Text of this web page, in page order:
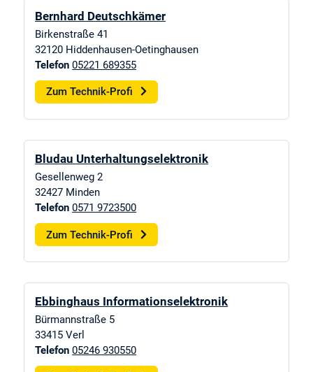
Bernhard Deutschkämer
Birkenstraße 41
32120 Hiddenhausen-Oetinghausen
Telefon 05221 689355
Zum Technik-Profi
Bludau Unterhaltungselektronik
Gesellenweg 2
32427 Minden
Telefon 0571 9723500
Zum Technik-Profi
Ebbinghaus Informationselektronik
Bürmannstraße 5
33415 Verl
Telefon 05246 930550